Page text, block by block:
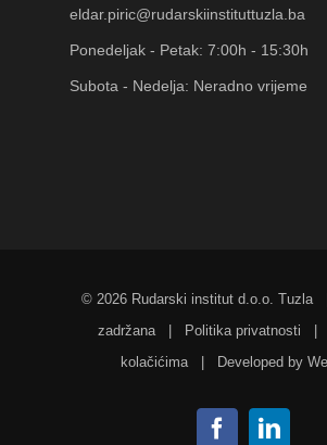
eldar.piric@rudarskiinstituttuzla.ba
Ponedeljak - Petak: 7:00h - 15:30h
Subota - Nedelja: Neradno vrijeme
© 2026 Rudarski institut d.o.o.
zadržana |
Politika privatnosti
kolačićima| Developed by
Facebook